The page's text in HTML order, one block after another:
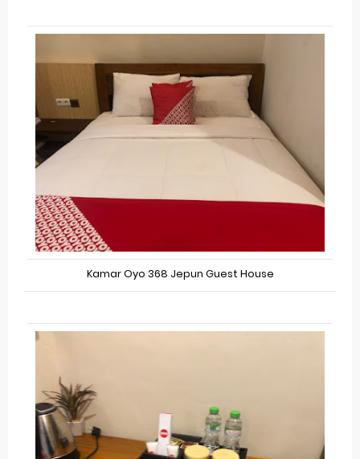
Kamar Oyo 368 Jepun Guest House